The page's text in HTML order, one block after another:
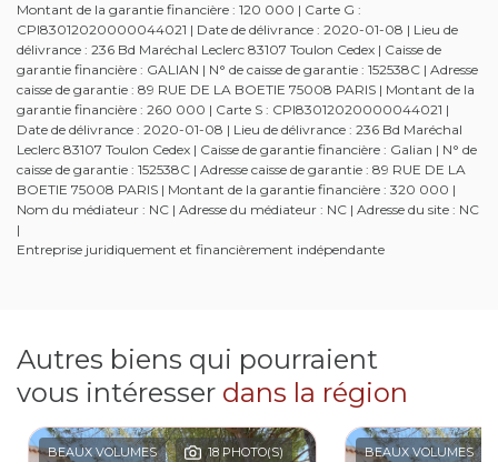
Montant de la garantie financière : 120 000 | Carte G :
CPI83012020000044021 | Date de délivrance : 2020-01-08 | Lieu de
délivrance : 236 Bd Maréchal Leclerc 83107 Toulon Cedex | Caisse de
garantie financière : GALIAN | N° de caisse de garantie : 152538C | Adresse
caisse de garantie : 89 RUE DE LA BOETIE 75008 PARIS | Montant de la
garantie financière : 260 000 | Carte S : CPI83012020000044021 |
Date de délivrance : 2020-01-08 | Lieu de délivrance : 236 Bd Maréchal
Leclerc 83107 Toulon Cedex | Caisse de garantie financière : Galian | N° de
caisse de garantie : 152538C | Adresse caisse de garantie : 89 RUE DE LA
BOETIE 75008 PARIS | Montant de la garantie financière : 320 000 |
Nom du médiateur : NC | Adresse du médiateur : NC | Adresse du site : NC
|
Entreprise juridiquement et financièrement indépendante
Autres biens qui pourraient
vous intéresser dans la région
BEAUX VOLUMES 18 PHOTO(S) BEAUX VOLUMES